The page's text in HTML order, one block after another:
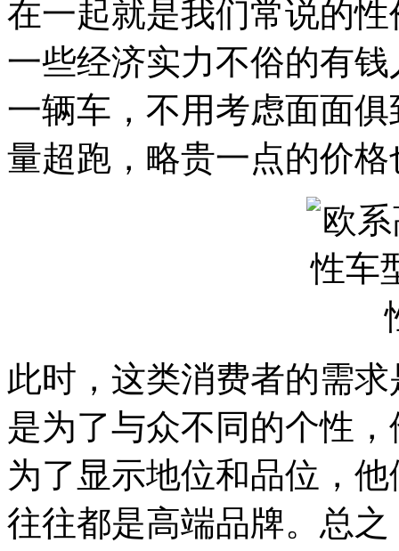
在一起就是我们常说的
一些经济实力不俗的有
一辆车，不用考虑面面
量超跑，略贵一点的价
此时，这类消费者的需
是为了与众不同的个性
为了显示地位和品位，
往往都是高端品牌。总